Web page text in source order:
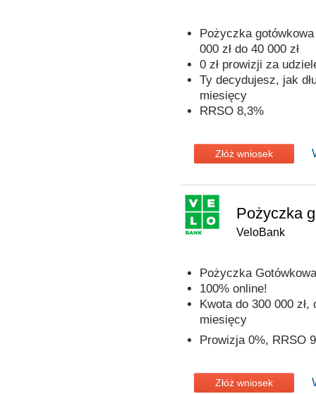
Pożyczka
000 zł do 40 000 zł
0 zł prowizji za
Ty decydujesz, jak
miesięcy
RRSO 8,3%
Złóż wniosek
Pożyczka
VeloBank
Pożyczka
100% online!
Kwota do 300 000
miesięcy
Prowizja 0%, RRSO
Złóż wniosek